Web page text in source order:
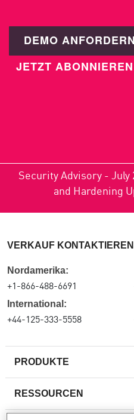
DEMO ANFORDERN
JETZT ABONNIEREN
Security Advisory -
and Hardening
PRODUKTE
Next-Generation-Firewalls
RESSOURCEN
VERKAUF KONTAKTIEREN
Nordamerika:
+1-866-488-6691
International:
+44-125-333-5558